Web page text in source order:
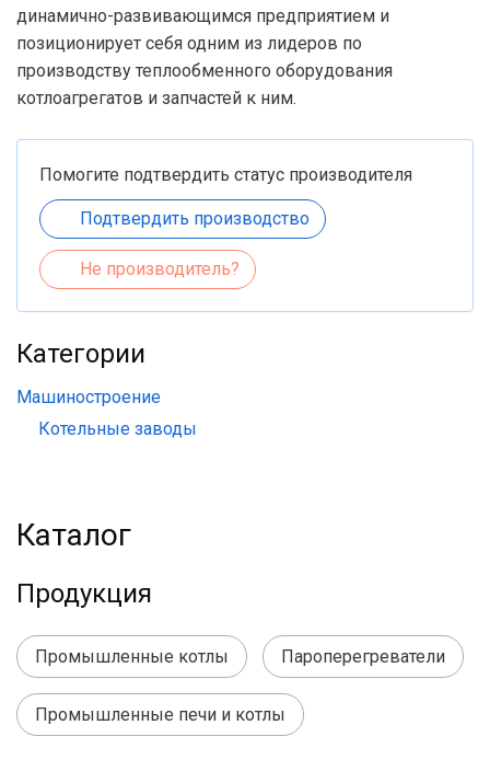
динамично-развивающимся предприятием и
позиционирует себя одним из лидеров по
производству теплообменного оборудования
котлоагрегатов и запчастей к ним.
Помогите подтвердить статус производителя
Подтвердить производство
Не производитель?
Категории
Машиностроение
Котельные заводы
Каталог
Продукция
Промышленные котлы Пароперегреватели
Промышленные печи и котлы